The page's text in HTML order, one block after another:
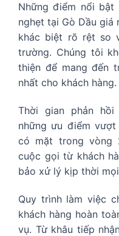
Những điểm nổi
nghẹt tại Gò Dầu giá
khác biệt rõ rệt so
trường. Chúng tôi
thiện để mang đến
nhất cho khách hàng.
Thời gian phản
những ưu điểm
có mặt trong vòng
cuộc gọi từ khách
bảo xử lý kịp thời
Quy trình làm việc
khách hàng hoàn
vụ. Từ khâu tiếp